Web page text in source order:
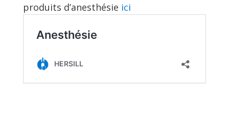
produits d’anesthésie ici